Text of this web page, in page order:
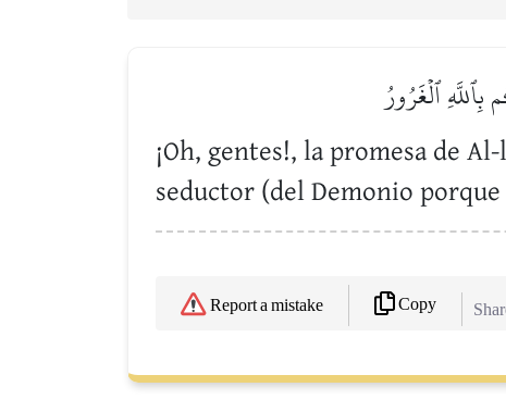
ٱلۡغَرُورُ
¡Oh, gentes!, la promesa de
seductor (del Demonio
Report a mistake Copy